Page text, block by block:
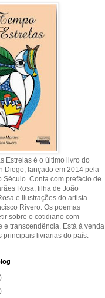
Estrelas é o último livro do
Diego, lançado em 2014 pela
Século. Conta com prefácio de
Rosa, filha de João
e ilustrações do artista
Rivero. Os poemas
sobre o cotidiano com
e transcendência. Está à venda
principais livrarias do país.